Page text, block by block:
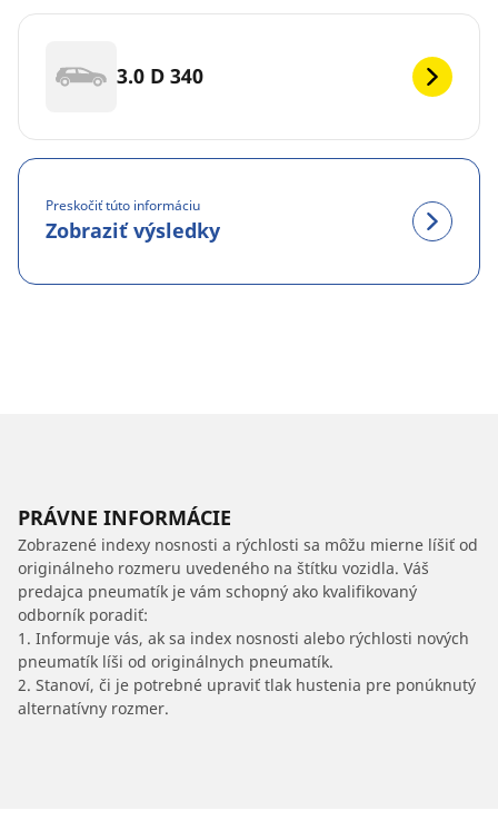
3.0 D 340
Preskočiť túto informáciu
Zobraziť výsledky
PRÁVNE INFORMÁCIE
Zobrazené indexy nosnosti a rýchlosti sa môžu mierne líšiť od
originálneho rozmeru uvedeného na štítku vozidla. Váš
predajca pneumatík je vám schopný ako kvalifikovaný
odborník poradiť:
1. Informuje vás, ak sa index nosnosti alebo rýchlosti nových
pneumatík líši od originálnych pneumatík.
2. Stanoví, či je potrebné upraviť tlak hustenia pre ponúknutý
alternatívny rozmer.